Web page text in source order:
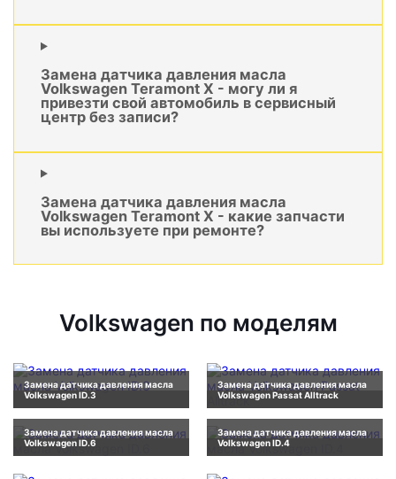
Замена датчика давления масла
Volkswagen Teramont X - могу ли я
привезти свой автомобиль в сервисный
центр без записи?
Замена датчика давления масла
Volkswagen Teramont X - какие запчасти
вы используете при ремонте?
Volkswagen по моделям
Замена датчика давления масла
Volkswagen ID.3
Замена датчика давления масла
Volkswagen Passat Alltrack
Замена датчика давления масла
Volkswagen ID.6
Замена датчика давления масла
Volkswagen ID.4